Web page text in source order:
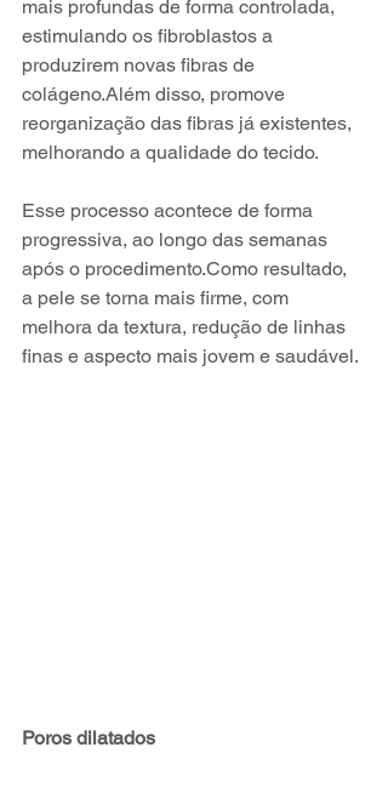
mais profundas de forma controlada,
estimulando os fibroblastos a
produzirem novas fibras de
colágeno.Além disso, promove
reorganização das fibras já existentes,
melhorando a qualidade do tecido.
Esse processo acontece de forma
progressiva, ao longo das semanas
após o procedimento.Como resultado,
a pele se torna mais firme, com
melhora da textura, redução de linhas
finas e aspecto mais jovem e saudável.
Poros dilatados